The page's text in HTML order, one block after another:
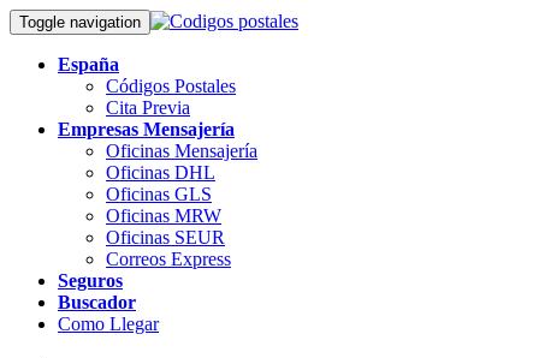
Toggle navigation
España
Códigos Postales
Cita Previa
Empresas Mensajería
Oficinas Mensajería
Oficinas DHL
Oficinas GLS
Oficinas MRW
Oficinas SEUR
Correos Express
Seguros
Buscador
Como Llegar